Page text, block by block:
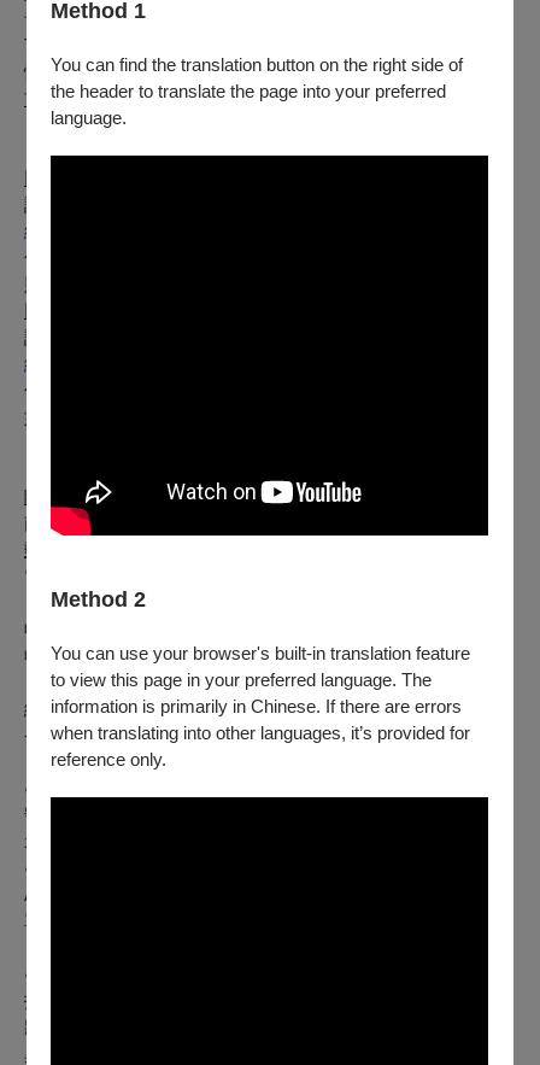
Method 1
You can find the translation button on the right side of
the header to translate the page into your preferred
language.
Method 2
You can use your browser's built-in translation feature
to view this page in your preferred language. The
information is primarily in Chinese. If there are errors
when translating into other languages, it’s provided for
reference only.
音樂廳演出之2025年臺大管樂團暑期巡迴音樂會《Beyond
Time》將正常演出。
惟因丹娜絲颱風影響，不便欣賞之觀眾可於 2025年07月12日
前可辦理全額退票。
【電子票或尚未取紙本票】
請至
網站
勾選項目1，填寫訂單資料辦理。申請的退票如符合退票規
則，將於3個工作日內執行退票作業。
請至
網站
勾選項目2，填寫訂單資料並附上存摺照片辦理，申請的退票
如符合退票規則，將於3個工作日內執行退票作業。
臨櫃退票：請於服務時間內，至OPENTIX臺北、臺中、臺
南、高雄四大服務處辦理。
郵寄退票
電話等聯絡資訊於退票期限前（郵戳為憑），掛號郵寄至
「100012臺北市中正區中山南路21-1號 OPENTIX 退票小組
收」。退票郵寄前請記下票面之訂單編號，並請妥善保存掛號
收據。
【向主辦單位購買之有價票券者】，請洽臺大管樂團
絡電話 0908-570-990
--------
※如何查詢付款方式：
● 登入OPENTIX＞會員＞訂單紀錄，點入要查詢的訂單編
號內即可查看付款方式。如為文化幣全額支付，付款方式會顯
示「現金 $0 + 文化幣」。
● 票券入場聯，票價旁的英文代號C為現金付款，ATM為
ATM轉帳，V／M／J／AE／AP／GP為刷卡付款，B為向主辦
單位購票票券。
● 如購票時使用文化幣或點數折抵，退票時，系統將退還折
抵之全額文化幣，並於扣除退票手續費後，優先退還點數，再
將剩餘款項退回。特別提醒，如退票時（含換、補票及因節目
異動之退票），抵用之文化幣、點數已逾使用效期，